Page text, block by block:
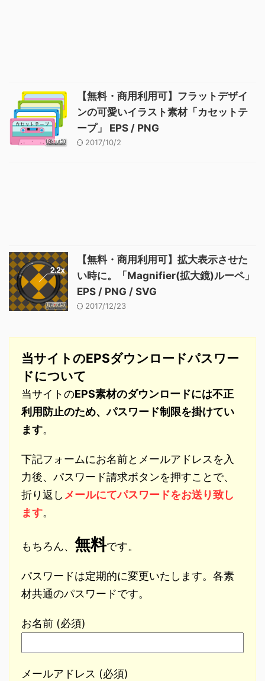
【無料・商用利用可】フラットデザイ
ンの可愛いイラスト素材「カセットテ
ープ」 EPS / PNG
2017/10/2
【無料・商用利用可】拡大表示させた
い時に。「Magnifier(拡大鏡)ルーペ」
EPS / PNG / SVG
2017/12/23
当サイトのEPSダウンロードパスワー
ドについて
当サイトのEPS素材のダウンロードには不正
利用防止のため、パスワード制限を掛けてい
ます。
下記フォームにお名前とメールアドレスを入
力後、パスワード請求ボタンを押すことで、
折り返し メールにてパスワードをお送り致し
ます。
もちろん、 無料です。
パスワードは定期的に変更いたします。各素
材共通のパスワードです。
お名前 (必須)
メールアドレス (必須)